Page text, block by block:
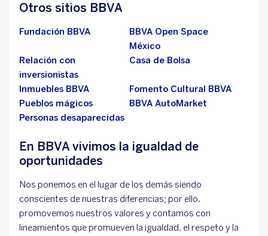
Otros sitios BBVA
Fundación BBVA
BBVA Open Space
México
Relación con
inversionistas
Casa de Bolsa
Inmuebles BBVA
Fomento Cultural BBVA
Pueblos mágicos
BBVA AutoMarket
Personas desaparecidas
En BBVA vivimos la igualdad de
oportunidades
Nos ponemos en el lugar de los demás siendo
conscientes de nuestras diferencias; por ello,
promovemos nuestros valores y contamos con
lineamientos que promueven la igualdad, el respeto y la